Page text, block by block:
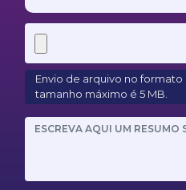
Envio de arquivo no formato
tamanho máximo é 5 MB.